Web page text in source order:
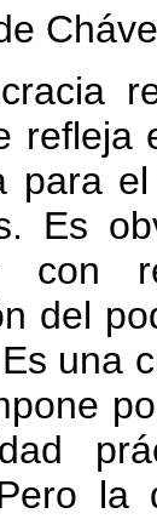
refleja
para
Es
con
del
una
la